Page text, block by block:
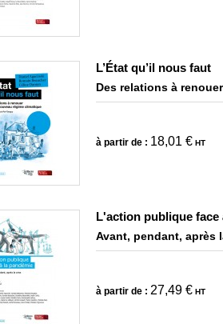
L’État qu’il nous faut
Des relations à
à partir de : 18,01 € HT
L'action publique face
Avant, pendant, après
à partir de : 27,49 € HT